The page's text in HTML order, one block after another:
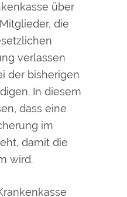
über
die
verlassen
der bisherigen
In diesem
dass eine
im
damit die
wird.